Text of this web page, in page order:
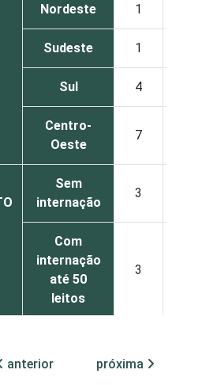
Nordeste 1
Sudeste 1
Sul 4
Centro-
Oeste
7
Sem
internação
3
Com
internação
até 50
leitos
3
internação,
mais de 50
1
anterior próxima